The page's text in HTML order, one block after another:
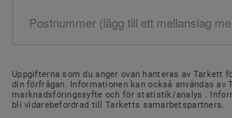
Uppgifterna som du anger ovan hanteras av Tarkett
din förfrågan. Informationen kan också användas av
marknadsföringssyfte och för statistik/analys .
bli vidarebefordrad till Tarketts samarbetspartners.